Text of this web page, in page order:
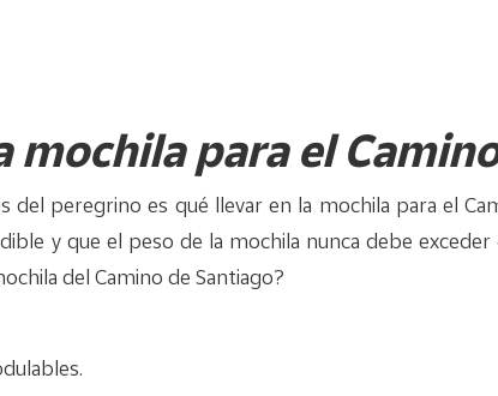
mochila para el
del peregrino es qué llevar en la mochila para el
y que el peso de la mochila nunca debe exceder
del Camino de Santiago?